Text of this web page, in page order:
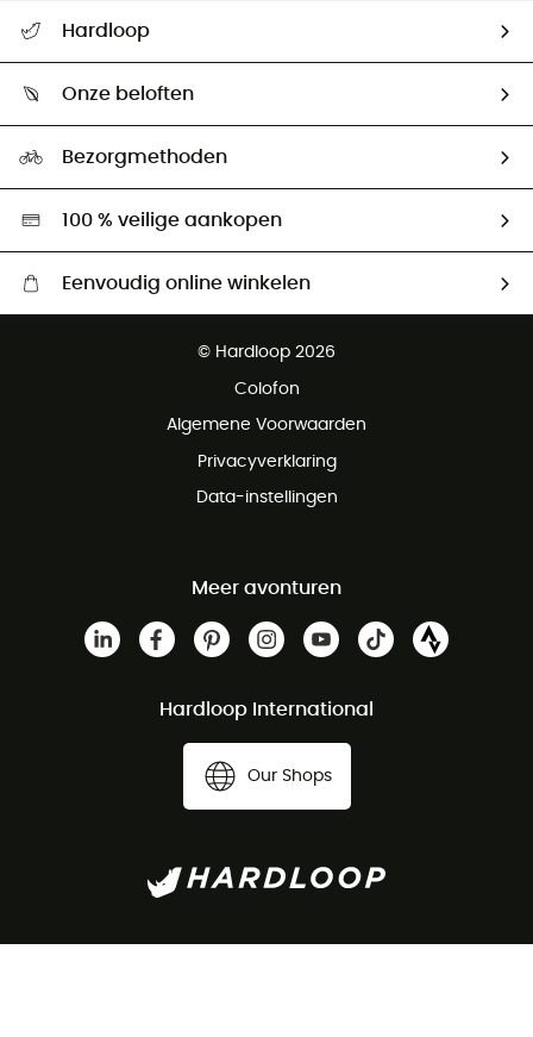
Mijn zending volgen
Retourzendingen & Terugbetalingen
Hardloop
Ambassadeurs
Onze beloften
Hardgreen
Bezorgmethoden
100 % veilige aankopen
Eenvoudig online winkelen
Gratis retourneren binnen 100 dagen
© Hardloop 2026
Colofon
Algemene Voorwaarden
Privacyverklaring
Data-instellingen
Meer avonturen
Hardloop International
Our Shops